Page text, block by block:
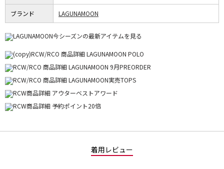
ブランド LAGUNAMOON
着用レビュー